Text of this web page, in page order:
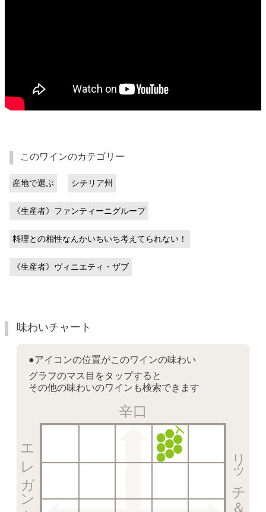
このワインのカテゴリー
産地で選ぶ シチリア州
《生産者》ファンティーニグループ
料理との相性なんかいちいち考えてられない！
《生産者》ヴィニエティ・ザブ
味わいチャート
●アイコンの位置がこのワインの味わい
グラフのマス目をタップすると
その他の味わいのワインも検索できます
辛口